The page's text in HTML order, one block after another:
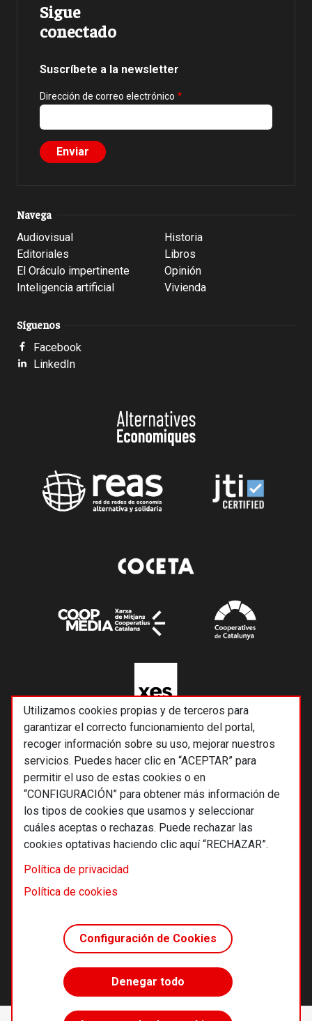
Utilizamos cookies propias y de terceros para
garantizar el correcto funcionamiento del portal,
recoger información sobre su uso, mejorar nuestros
servicios. Puedes hacer clic en “ACEPTAR” para
permitir el uso de estas cookies o en
“CONFIGURACIÓN” para obtener más información de
los tipos de cookies que usamos y seleccionar
cuáles aceptas o rechazas. Puede rechazar las
cookies optativas haciendo clic aquí “RECHAZAR”.
Política de privacidad
Política de cookies
Configuración de Cookies
Denegar todo
Sigue
conectado
Suscríbete a la newsletter
Dirección de correo electrónico
Navega
Audiovisual
Editoriales
El Oráculo impertinente
Inteligencia artificial
Historia
Libros
Opinión
Vivienda
Síguenos
Facebook
LinkedIn
© 2026 Alternativas económicas SCCL
Footer
Términos y condiciones de uso
Política de cookies
Principios editoriales